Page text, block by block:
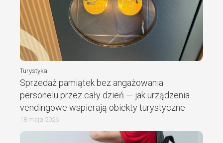
Turystyka
Sprzedaż pamiątek bez angażowania
personelu przez cały dzień — jak urządzenia
vendingowe wspierają obiekty turystyczne
18 maja 2026